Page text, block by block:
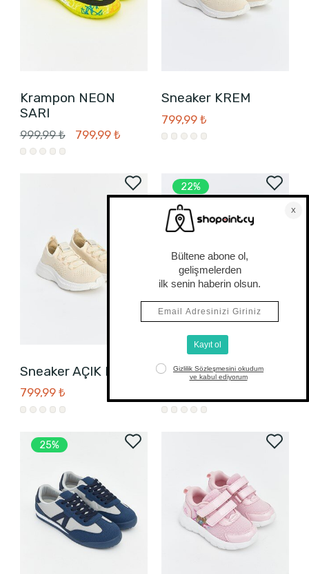
Krampon NEON
SARI
999,99 ₺ 799,99 ₺
Sneaker KREM
799,99 ₺
Sneaker AÇIK BEJ
799,99 ₺
22%
Sneaker SİYAH
25%